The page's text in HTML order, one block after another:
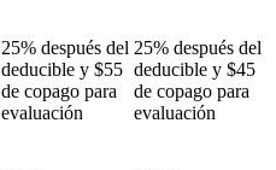
25% después del
deducible y $55
de copago para
evaluación
25% después del
deducible y $45
de copago para
evaluación